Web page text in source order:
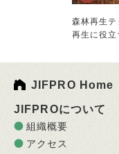
森林再生
再生に役
JIFPRO Home
JIFPROについて
組織概要
アクセス